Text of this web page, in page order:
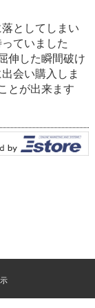
としてしまい
ていました
伸した瞬間破け
会い購入しま
とが出来ます